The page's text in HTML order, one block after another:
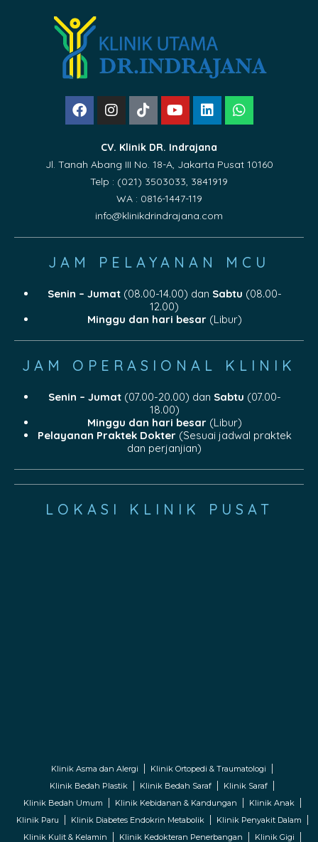
CV. Klinik DR. Indrajana
Jl. Tanah Abang III No. 18-A, Jakarta Pusat 10160
Telp : (021) 3503033, 3841919
WA : 0816-1447-119
info@klinikdrindrajana.com
JAM PELAYANAN MCU
Senin – Jumat(08.00-14.00) dan Sabtu (08.00-
12.00)
Minggu dan hari besar(Libur)
JAM OPERASIONAL KLINIK
Senin – Jumat(07.00-20.00) dan Sabtu (07.00-
18.00)
Minggu dan hari besar(Libur)
Pelayanan Praktek Dokter(Sesuai jadwal praktek
dan perjanjian)
LOKASI KLINIK PUSAT
Klinik Asma dan Alergi
Klinik Ortopedi & Traumatologi
Klinik Bedah Plastik
Klinik Bedah Saraf
Klinik Saraf
Klinik Bedah Umum
Klinik Kebidanan & Kandungan
Klinik Anak
Klinik Paru
Klinik Diabetes Endokrin Metabolik
Klinik Penyakit Dalam
Klinik Kulit & Kelamin
Klinik Kedokteran Penerbangan Klinik Gigi